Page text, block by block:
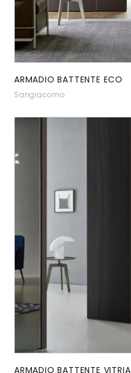
ARMADIO BATTENTE ECO
Sangiacomo
ARMADIO BATTENTE VITRIA